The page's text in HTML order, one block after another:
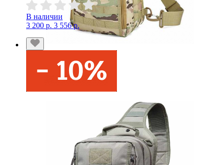
В наличии
3 200 р. 3 556 р.